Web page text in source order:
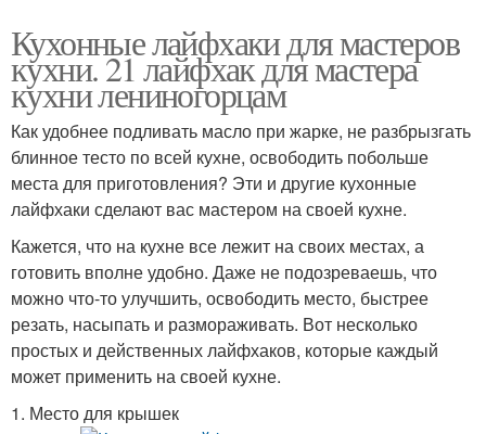
Кухонные лайфхаки для мастеров
кухни. 21 лайфхак для мастера
кухни лениногорцам
Как удобнее подливать масло при жарке, не разбрызгать
блинное тесто по всей кухне, освободить побольше
места для приготовления? Эти и другие кухонные
лайфхаки сделают вас мастером на своей кухне.
Кажется, что на кухне все лежит на своих местах, а
готовить вполне удобно. Даже не подозреваешь, что
можно что-то улучшить, освободить место, быстрее
резать, насыпать и размораживать. Вот несколько
простых и действенных лайфхаков, которые каждый
может применить на своей кухне.
1. Место для крышек